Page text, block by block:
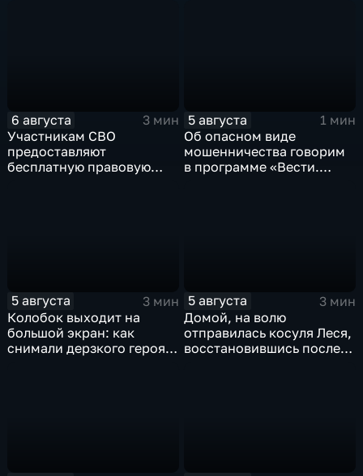
6 августа
3 мин
Участникам СВО
предоставляют
бесплатную правовую
5 августа
1 мин
Об опасном виде
мошенничества говорим
в программе «Вести.
5 августа
3 мин
Колобок выходит на
большой экран: как
снимали дерзкого героя
5 августа
3 мин
Домой, на волю
отправилась косуля Леся,
восстановившись после